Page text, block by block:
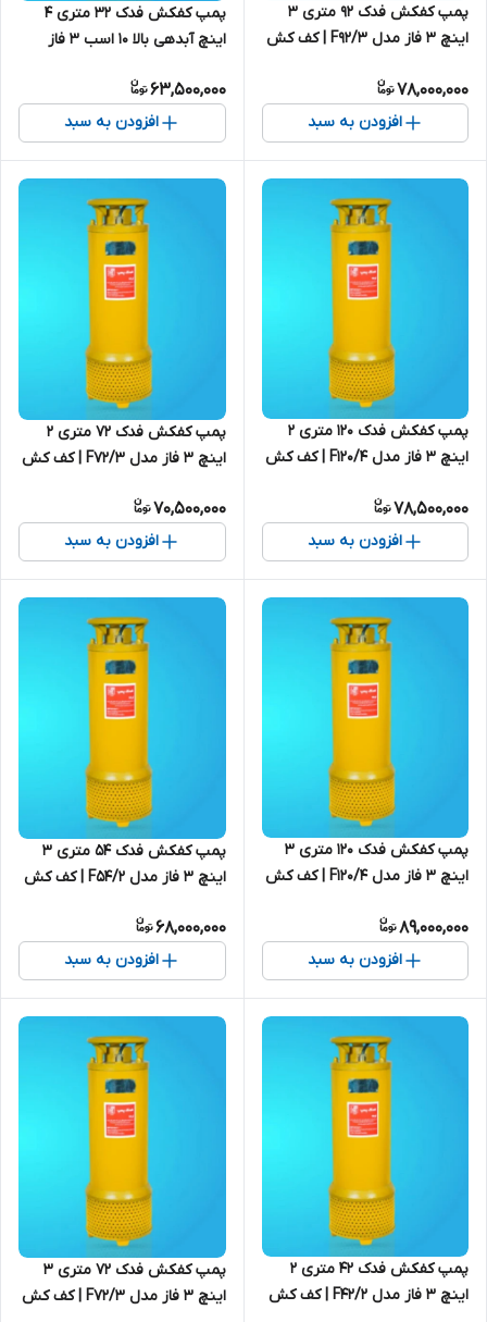
پمپ کفکش فدک ۹۲ متری ۳
اینچ ۳ فاز مدل F92/3 | کف کش
78,000,000
افزودن به سبد
پمپ کفکش فدک ۳۲ متری ۴
اینچ آبدهی بالا ۱۰ اسب ۳ فاز
ایرانی
63,500,000
افزودن به سبد
پمپ کفکش فدک ۱۲۰ متری ۲
اینچ ۳ فاز مدل F120/4 | کف کش
78,500,000
افزودن به سبد
پمپ کفکش فدک ۷۲ متری ۲
اینچ ۳ فاز مدل F72/3 | کف کش
70,500,000
افزودن به سبد
پمپ کفکش فدک ۱۲۰ متری ۳
اینچ ۳ فاز مدل F120/4 | کف کش
89,000,000
افزودن به سبد
پمپ کفکش فدک ۵۴ متری ۳
اینچ ۳ فاز مدل F54/2 | کف کش
68,000,000
افزودن به سبد
پمپ کفکش فدک ۴۲ متری ۲
اینچ ۳ فاز مدل F42/2 | کف کش
پمپ کفکش فدک ۷۲ متری ۳
اینچ ۳ فاز مدل F72/3 | کف کش